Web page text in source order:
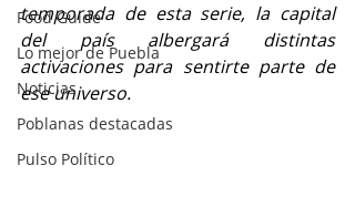
Food Guide
Lo mejor de Puebla
Noticias
Poblanas destacadas
Pulso Político
temporada de esta serie, la capital
del país albergará distintas
activaciones para sentirte parte de
ese universo.